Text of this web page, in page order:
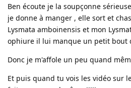
Ben écoute je la soupçonne
je donne à manger , elle sort et
Lysmata amboinensis et mon
ophiure il lui manque un petit bout
Donc je m'affole un peu quand
Et puis quand tu vois les vidéo sur